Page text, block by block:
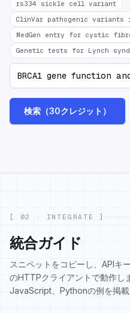
rs334 sickle cell variant
ClinVar pathogenic variants
MedGen entry for cystic
Genetic tests for Lynch
検索（30クレジット）
[ 02 · INTEGRATE ]
統合ガイド
スニペットをコピーし、APIキ
のHTTPクライアントで動作し
JavaScript、Pythonの例を掲載